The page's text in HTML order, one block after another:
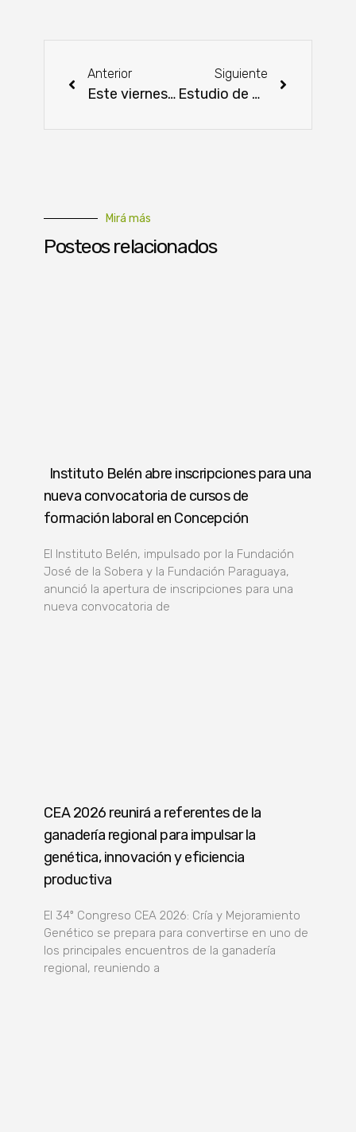
Anterior
Este viernes arranca el Primer Congreso de Ganadería Sostenible
Siguiente
Estudio de UIP señala puntos que son causas de la crisis de la industria aceitera
Mirá más
Posteos relacionados
Instituto Belén abre inscripciones para una
nueva convocatoria de cursos de
formación laboral en Concepción
El Instituto Belén, impulsado por la Fundación
José de la Sobera y la Fundación Paraguaya,
anunció la apertura de inscripciones para una
nueva convocatoria de
CEA 2026 reunirá a referentes de la
ganadería regional para impulsar la
genética, innovación y eficiencia
productiva
El 34º Congreso CEA 2026: Cría y Mejoramiento
Genético se prepara para convertirse en uno de
los principales encuentros de la ganadería
regional, reuniendo a